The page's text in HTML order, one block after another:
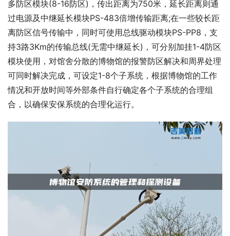
多防区模块(8-16防区)，传出距离为750米，延长距离则通
过电源及中继延长模块PS-483倍增传输距离;在一些较长距
离防区信号传输中，同时可使用总线驱动模块PS-PP8，支
持3路3Km的传输总线(无需中继延长)，可分别加挂1-4防区
模块使用，对馆舍分散的博物馆的报警防区解决和周界处理
可同时解决完成，可设定1-8个子系统，根据博物馆的工作
情况和开放时间等外部条件自行确定各个子系统的合理组
合，以确保安保系统的合理化运行。